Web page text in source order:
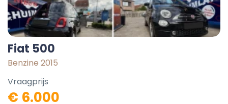
Fiat 500
Benzine 2015
Vraagprijs
€ 6.000